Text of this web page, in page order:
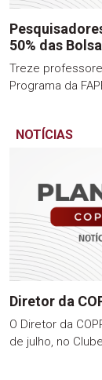
50% das
Treze
Programa da
NOTÍCIAS
Diretor da
O Diretor da
de julho, no